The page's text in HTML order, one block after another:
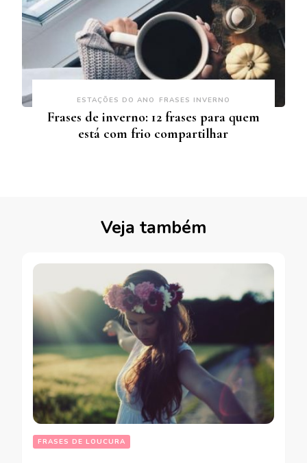
ESTAÇÕES DO ANO FRASES INVERNO
Frases de inverno: 12 frases para quem
está com frio compartilhar
Veja também
FRASES DE LOUCURA